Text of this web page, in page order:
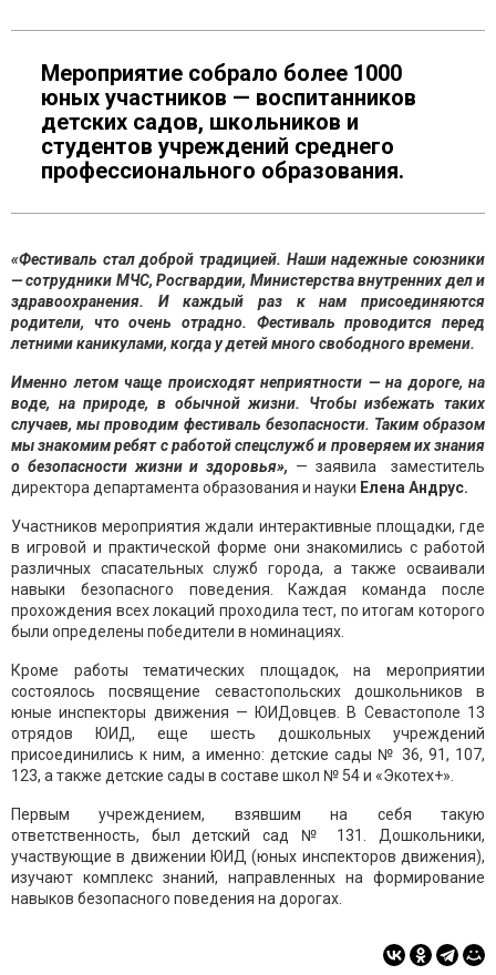
Мероприятие собрало более 1000
юных участников — воспитанников
детских садов, школьников и
студентов учреждений среднего
профессионального образования.
«Фестиваль стал доброй традицией. Наши надежные союзники
— сотрудники МЧС, Росгвардии, Министерства внутренних дел и
здравоохранения. И каждый раз к нам присоединяются
родители, что очень отрадно. Фестиваль проводится перед
летними каникулами, когда у детей много свободного времени.
Именно летом чаще происходят неприятности — на дороге, на
воде, на природе, в обычной жизни. Чтобы избежать таких
случаев, мы проводим фестиваль безопасности. Таким образом
мы знакомим ребят с работой спецслужб и проверяем их знания
о безопасности жизни и здоровья», — заявила заместитель
директора департамента образования и науки Елена Андрус.
Участников мероприятия ждали интерактивные площадки, где
в игровой и практической форме они знакомились с работой
различных спасательных служб города, а также осваивали
навыки безопасного поведения. Каждая команда после
прохождения всех локаций проходила тест, по итогам которого
были определены победители в номинациях.
Кроме работы тематических площадок, на мероприятии
состоялось посвящение севастопольских дошкольников в
юные инспекторы движения — ЮИДовцев. В Севастополе 13
отрядов ЮИД, еще шесть дошкольных учреждений
присоединились к ним, а именно: детские сады № 36, 91, 107,
123, а также детские сады в составе школ № 54 и «Экотех+».
Первым учреждением, взявшим на себя такую
ответственность, был детский сад № 131. Дошкольники,
участвующие в движении ЮИД (юных инспекторов движения),
изучают комплекс знаний, направленных на формирование
навыков безопасного поведения на дорогах.